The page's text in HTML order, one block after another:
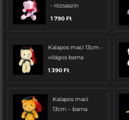
- rózsaszín
1 790 Ft
Kalapos maci 13cm -
világos barna
1 390 Ft
Kalapos maci
13cm – barna